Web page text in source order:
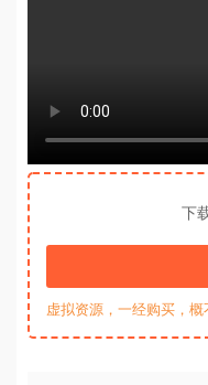
下
虚拟资源，一经购买，概